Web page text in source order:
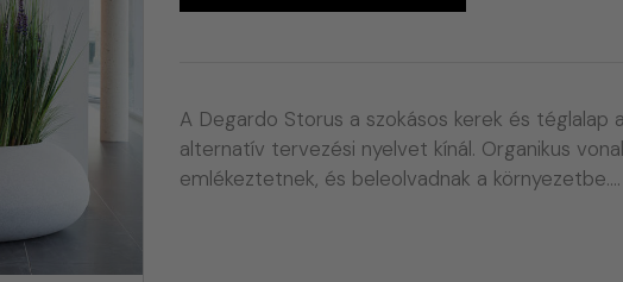
A Degardo Storus a szokásos kerek és téglalap
alternatív tervezési nyelvet kínál. Organikus
emlékeztetnek, és beleolvadnak a környezetbe.…